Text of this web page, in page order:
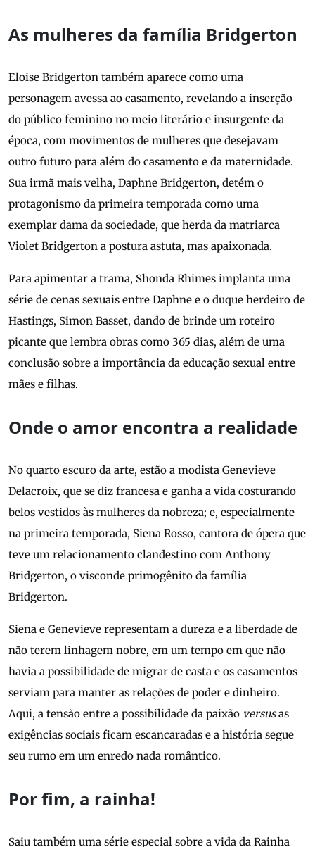
As mulheres da família Bridgerton
Eloise Bridgerton também aparece como uma
personagem avessa ao casamento, revelando a inserção
do público feminino no meio literário e insurgente da
época, com movimentos de mulheres que desejavam
outro futuro para além do casamento e da maternidade.
Sua irmã mais velha, Daphne Bridgerton, detém o
protagonismo da primeira temporada como uma
exemplar dama da sociedade, que herda da matriarca
Violet Bridgerton a postura astuta, mas apaixonada.
Para apimentar a trama, Shonda Rhimes implanta uma
série de cenas sexuais entre Daphne e o duque herdeiro de
Hastings, Simon Basset, dando de brinde um roteiro
picante que lembra obras como 365 dias, além de uma
conclusão sobre a importância da educação sexual entre
mães e filhas.
Onde o amor encontra a realidade
No quarto escuro da arte, estão a modista Genevieve
Delacroix, que se diz francesa e ganha a vida costurando
belos vestidos às mulheres da nobreza; e, especialmente
na primeira temporada, Siena Rosso, cantora de ópera que
teve um relacionamento clandestino com Anthony
Bridgerton, o visconde primogênito da família
Bridgerton.
Siena e Genevieve representam a dureza e a liberdade de
não terem linhagem nobre, em um tempo em que não
havia a possibilidade de migrar de casta e os casamentos
serviam para manter as relações de poder e dinheiro.
Aqui, a tensão entre a possibilidade da paixão versusas
exigências sociais ficam escancaradas e a história segue
seu rumo em um enredo nada romântico.
Por fim, a rainha!
Saiu também uma série especial sobre a vida da Rainha